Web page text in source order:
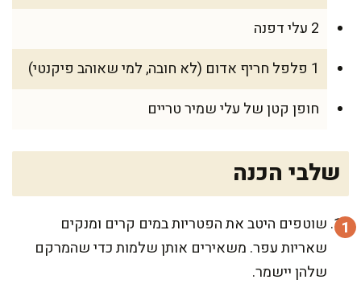
2 עלי דפנה
1 פלפל חריף אדום (לא חובה, למי שאוהב פיקנטי)
חופן קטן של עלי שמיר טריים
שלבי הכנה
שוטפים היטב את הפטריות במים קרים ומנקים
שאריות עפר. משאירים אותן שלמות כדי שהמרקם
שלהן יישמר.